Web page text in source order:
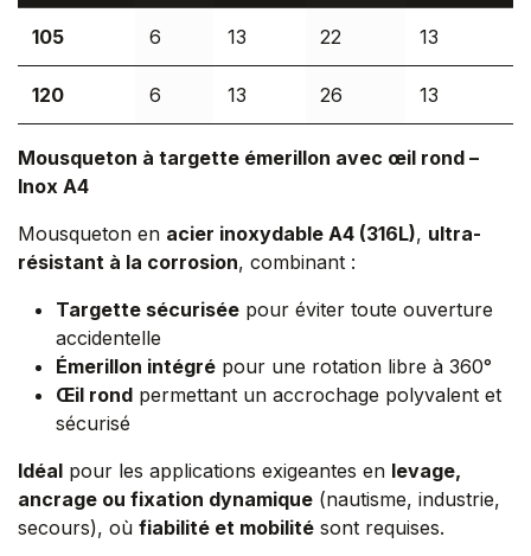
105 6 13 22 13
120 6 13 26 13
Mousqueton à targette émerillon avec œil rond –
Inox A4
Mousqueton en acier inoxydable A4 (316L), ultra-
résistant à la corrosion, combinant :
Targette sécurisée pour éviter toute ouverture
accidentelle
Émerillon intégré pour une rotation libre à 360°
Œil rond permettant un accrochage polyvalent et
sécurisé
Idéal pour les applications exigeantes en levage,
ancrage ou fixation dynamique (nautisme, industrie,
secours), où fiabilité et mobilité sont requises.